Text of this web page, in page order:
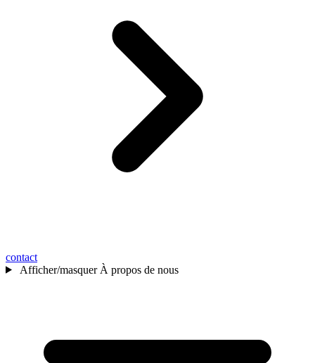
contact
Afficher/masquer À propos de nous